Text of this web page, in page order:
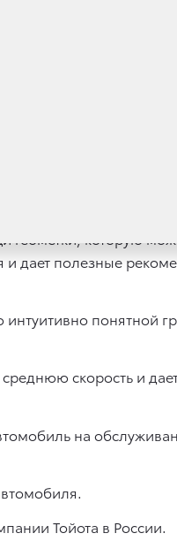
автомобиль
оснащается
геометки, которую
и дает полезные
понятной
скорость и
на
Тойота в России.